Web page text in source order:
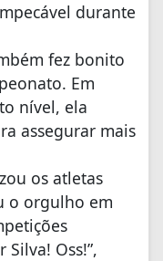
durante
fez bonito
Em
nível, ela
assegurar mais
os atletas
o orgulho em
Silva! Oss!”,